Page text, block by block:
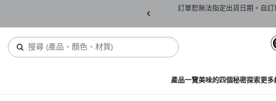
訂單恕無法指定出貨日期。自
產品一覽美味的四個秘密探索更